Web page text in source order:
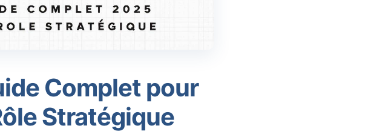
Complet pour
Stratégique